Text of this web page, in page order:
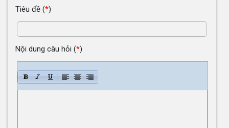
Tiêu đề (*)
Nội dung câu hỏi (*)